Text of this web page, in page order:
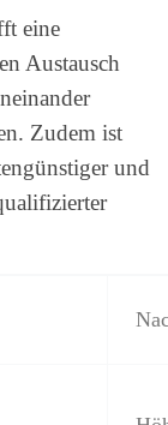
eine
Austausch
Zudem ist
und